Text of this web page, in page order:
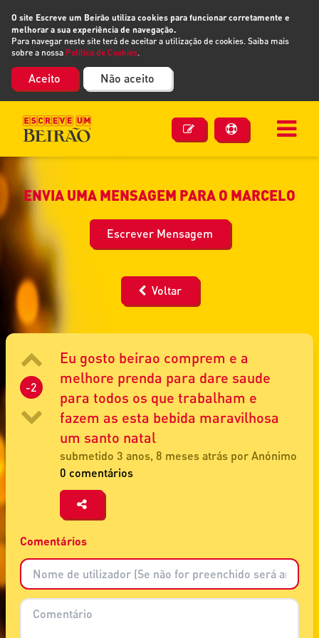
O site Escreve um Beirão utiliza cookies para funcionar corretamente e
melhorar a sua experiência de navegação.
Para navegar neste site terá de aceitar a utilização de cookies. Saiba mais
sobre a nossa Política de Cookies.
Aceito Não aceito
ENVIA UMA MENSAGEM PARA O MARCELO
Escrever Mensagem
Voltar
-2
Eu gosto beirao comprem e a
melhore prenda para dare saude
para todos os que trabalham e
fazem as esta bebida maravilhosa
um santo natal
submetido 3 anos, 8 meses atrás por Anónimo
0 comentários
Comentários